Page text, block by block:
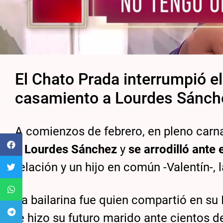
El Chato Prada interrumpió
casamiento a Lourdes
A comienzos de febrero, en pleno
a Lourdes Sánchez yse arrodilló ante
relación y un hijo en común -Valentín-,
La bailarina fue quien compartió en su
le hizo su futuro marido ante cientos